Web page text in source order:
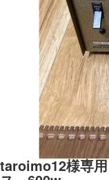
taroimo12様専